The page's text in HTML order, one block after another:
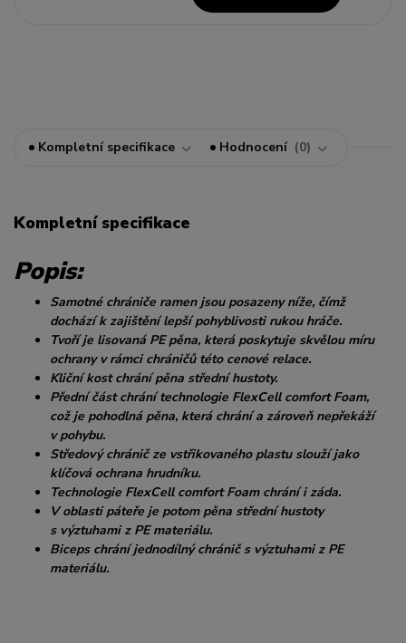
Kompletní specifikace Hodnocení 0
Kompletní specifikace
Popis:
Samotné chrániče ramen jsou posazeny níže, čímž
dochází k zajištění lepší pohyblivosti rukou hráče.
Tvoří je lisovaná PE pěna, která poskytuje skvělou míru
ochrany v rámci chráničů této cenové relace.
Kliční kost chrání pěna střední hustoty.
Přední část chrání technologie FlexCell comfort Foam,
což je pohodlná pěna, která chrání a zároveň nepřekáží
v pohybu.
Středový chránič ze vstřikovaného plastu slouží jako
klíčová ochrana hrudníku.
Technologie FlexCell comfort Foam chrání i záda.
V oblasti páteře je potom pěna střední hustoty
s výztuhami z PE materiálu.
Biceps chrání jednodílný chránič s výztuhami z PE
materiálu.